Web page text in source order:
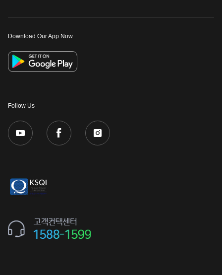
Download Our App Now
Follow Us